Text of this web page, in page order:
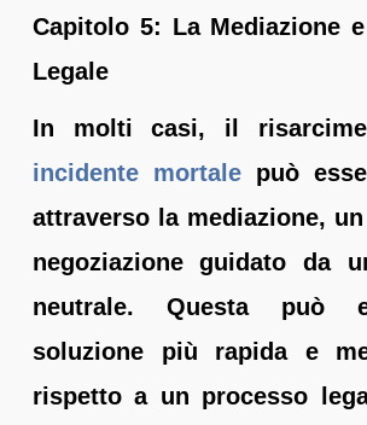
Capitolo 5: La Mediazione
Legale
In molti casi, il
incidente mortalepuò
attraverso la mediazione,
negoziazione guidato da
neutrale. Questa può
soluzione più rapida e
rispetto a un processo